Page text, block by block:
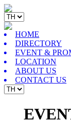
HOME
DIRECTORY
EVENT &
LOCATION
ABOUT US
CONTACT US